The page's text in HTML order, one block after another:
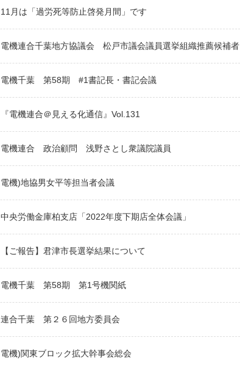
11月は「過労死等防止啓発月間」です
電機連合千葉地方協議会 松戸市議会議員選挙組織推薦候補者
電機千葉 第58期 #1書記長・書記会議
『電機連合＠見える化通信』Vol.131
電機連合 政治顧問 浅野さとし衆議院議員
電機)地協男女平等担当者会議
中央労働金庫柏支店「2022年度下期店全体会議」
【ご報告】君津市長選挙結果について
電機千葉 第58期 第1号機関紙
連合千葉 第２６回地方委員会
電機)関東ブロック拡大幹事会総会